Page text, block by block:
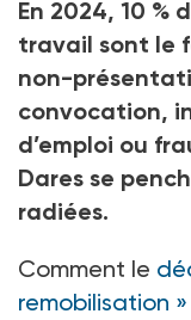
En 2024, 10 %
travail sont le
non-
convocation,
d’emploi ou
Dares se
radiées.
Comment le
remobilisation »